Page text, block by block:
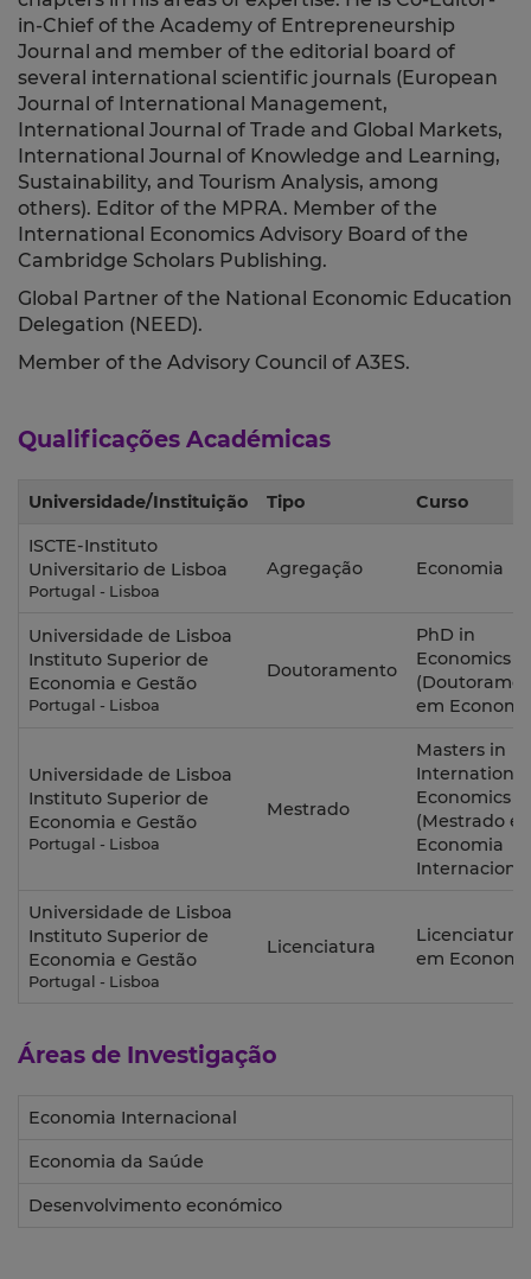
in-Chief of the Academy of Entrepreneurship
Journal and member of the editorial board of
several international scientific journals (European
Journal of International Management,
International Journal of Trade and Global Markets,
International Journal of Knowledge and Learning,
Sustainability, and Tourism Analysis, among
others). Editor of the MPRA. Member of the
International Economics Advisory Board of the
Cambridge Scholars Publishing.
Global Partner of the National Economic Education
Delegation (NEED).
Member of the Advisory Council of A3ES.
Qualificações Académicas
Universidade/Instituição Tipo Curso
ISCTE-Instituto
Universitario de Lisboa
Portugal - Lisboa
Agregação Economia
Universidade de Lisboa
Instituto Superior de
Economia e Gestão
Portugal - Lisboa
Doutoramento
PhD in
Economics
em
Universidade de Lisboa
Instituto Superior de
Economia e Gestão
Portugal - Lisboa
Mestrado
Masters in
International
Economics
(Mestrado
Economia
Universidade de Lisboa
Instituto Superior de
Economia e Gestão
Portugal - Lisboa
Licenciatura
Licenciatura
em
Áreas de Investigação
Economia Internacional
Economia da Saúde
Desenvolvimento económico